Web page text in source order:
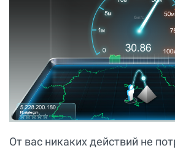
От вас никаких действий не